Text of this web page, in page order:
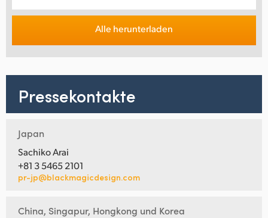
Alle herunterladen
Pressekontakte
Japan
Sachiko Arai
+81 3 5465 2101
pr-jp@blackmagicdesign.com
China, Singapur, Hongkong und Korea